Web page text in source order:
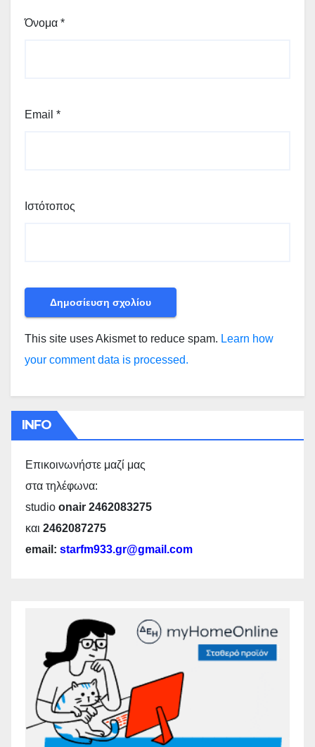
Όνομα *
Email *
Ιστότοπος
This site uses Akismet to reduce spam. Learn how
your comment data is processed.
INFO
Επικοινωνήστε μαζί μας
στα τηλέφωνα:
studio onair 2462083275
και 2462087275
email: starfm933.gr@gmail.com